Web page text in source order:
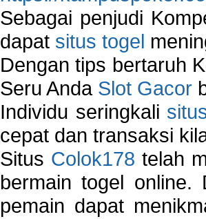
Sebagai penjudi
dapat situs togel
Dengan tips bertaruh
Seru Anda Slot Gacor
Individu seringkali
cepat dan transaksi
Situs Colok178 telah
bermain togel online.
pemain dapat